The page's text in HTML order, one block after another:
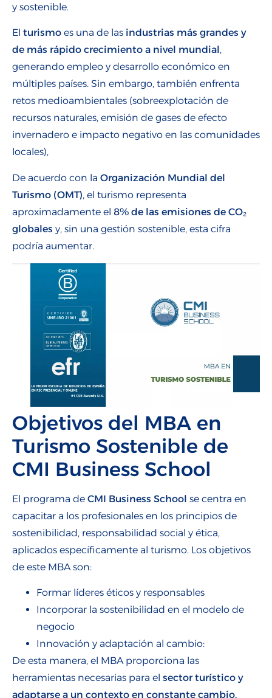
y sostenible.
El turismo es una de las industrias más grandes y
de más rápido crecimiento a nivel mundial,
generando empleo y desarrollo económico en
múltiples países. Sin embargo, también enfrenta
retos medioambientales (sobreexplotación de
recursos naturales, emisión de gases de efecto
invernadero e impacto negativo en las comunidades
locales),
De acuerdo con la Organización Mundial del
Turismo (OMT), el turismo representa
aproximadamente el 8% de las emisiones de CO₂
globales y, sin una gestión sostenible, esta cifra
podría aumentar.
Objetivos del MBA en
Turismo Sostenible de
CMI Business School
El programa de CMI Business School se centra en
capacitar a los profesionales en los principios de
sostenibilidad, responsabilidad social y ética,
aplicados específicamente al turismo. Los objetivos
de este MBA son:
Formar líderes éticos y responsables
Incorporar la sostenibilidad en el modelo de
negocio
Innovación y adaptación al cambio:
De esta manera, el MBA proporciona las
herramientas necesarias para el sector turístico y
adaptarse a un contexto en constante cambio,